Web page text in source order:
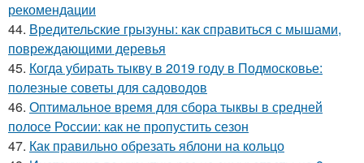
рекомендации
44. Вредительские грызуны: как справиться с мышами,
повреждающими деревья
45. Когда убирать тыкву в 2019 году в Подмосковье:
полезные советы для садоводов
46. Оптимальное время для сбора тыквы в средней
полосе России: как не пропустить сезон
47. Как правильно обрезать яблони на кольцо